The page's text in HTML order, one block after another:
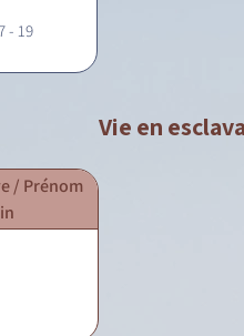
- 19
Vie en
/ Prénom